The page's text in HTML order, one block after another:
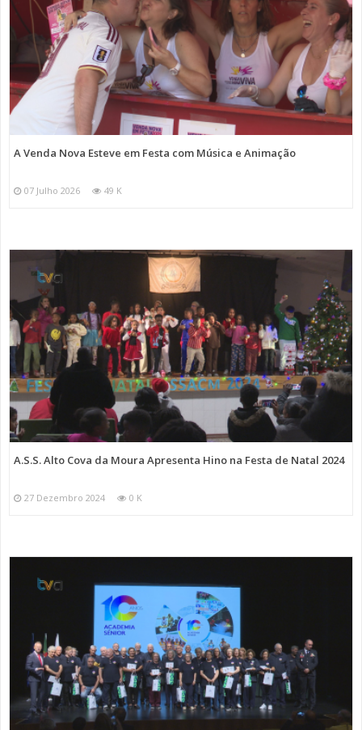
A Venda Nova Esteve em Festa com Música e Animação
07 Julho 2026 49 K
A.S.S. Alto Cova da Moura Apresenta Hino na Festa de Natal 2024
27 Dezembro 2024 0 K